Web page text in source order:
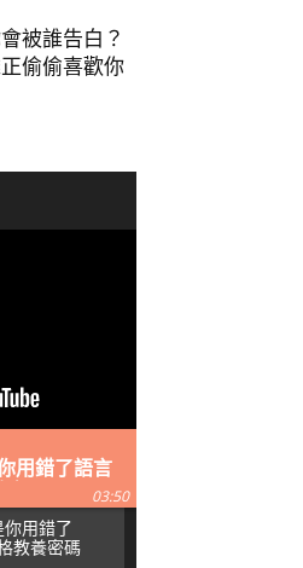
被誰告白？
偷偷喜歡你
用錯了語言
03:50
用錯了
教養密碼